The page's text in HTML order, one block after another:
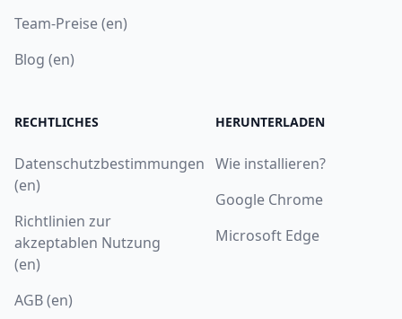
Team-Preise (en)
Blog (en)
RECHTLICHES
Datenschutzbestimmungen
(en)
Richtlinien zur
akzeptablen Nutzung
(en)
AGB (en)
HERUNTERLADEN
Wie installieren?
Google Chrome
Microsoft Edge